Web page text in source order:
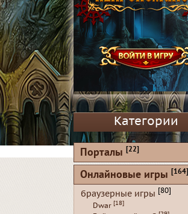
Категории
Порталы [22]
Онлайновые игры [164]
браузерные игры [80]
Dwar [18]